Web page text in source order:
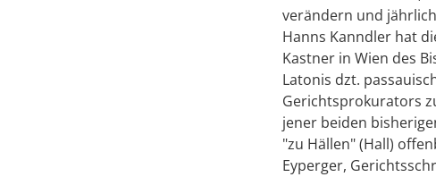
verändern und
Hanns Kanndler hat
Kastner in Wien des
Latonis dzt.
Gerichtsprokurators
jener beiden
"zu Hällen" (Hall)
Eyperger,